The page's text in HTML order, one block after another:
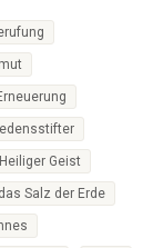
Heiliger Geist
Salz der Erde